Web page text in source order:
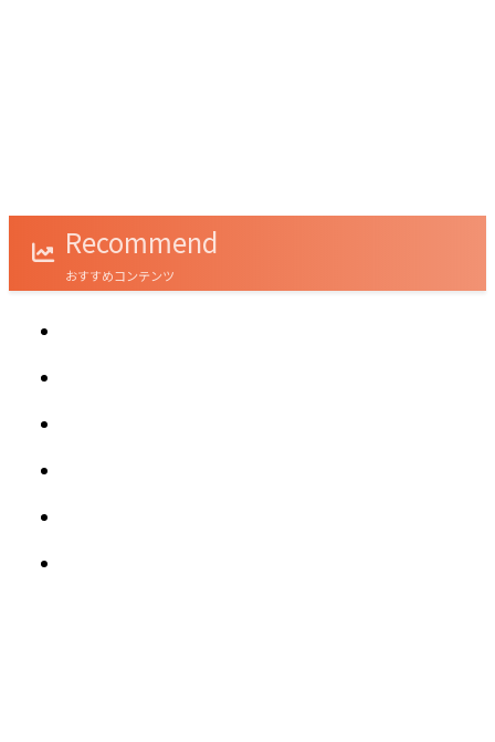
Recommend
おすすめコンテンツ